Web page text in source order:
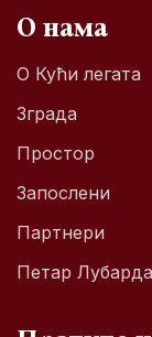
О нама
О Кући легата
Зграда
Простор
Запослени
Партнери
Петар Лубарда